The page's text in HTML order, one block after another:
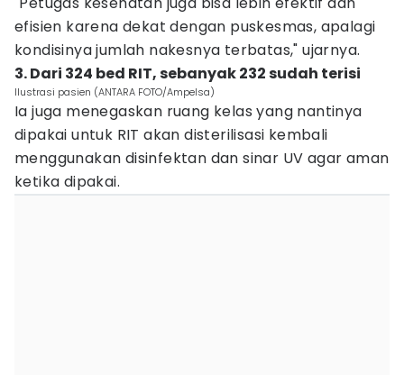
efisien karena dekat dengan puskesmas, apalagi
kondisinya jumlah nakesnya terbatas," ujarnya.
3. Dari 324 bed RIT, sebanyak 232 sudah terisi
Ilustrasi pasien (ANTARA FOTO/Ampelsa)
Ia juga menegaskan ruang kelas yang nantinya
dipakai untuk RIT akan disterilisasi kembali
menggunakan disinfektan dan sinar UV agar aman
ketika dipakai.